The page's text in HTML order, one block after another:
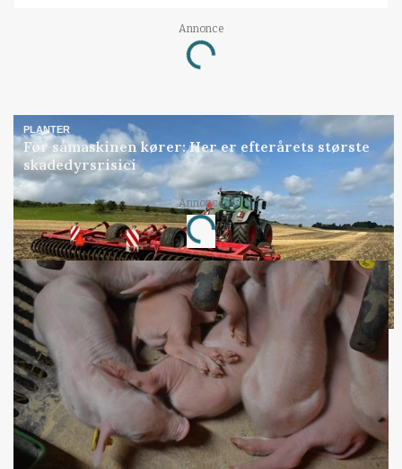
Annonce
Loading...
PLANTER
Før såmaskinen kører: Her er efterårets største
skadedyrsrisici
Annonce
Loading...